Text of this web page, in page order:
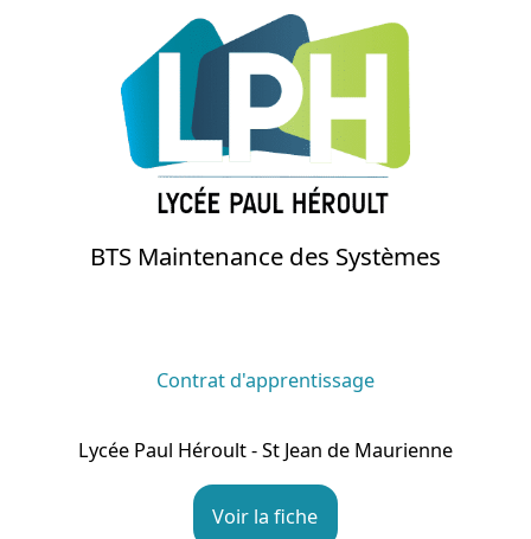
BTS Maintenance des Systèmes
Contrat d'apprentissage
Lycée Paul Héroult - St Jean de Maurienne
Voir la fiche